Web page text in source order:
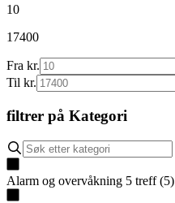
10
17400
Fra kr.
Til kr.
filtrer på Kategori
Alarm og overvåkning 5 treff (5)